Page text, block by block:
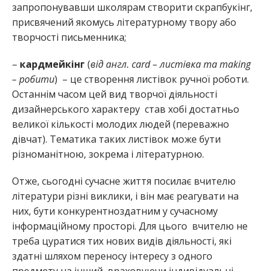
запропонувавши школярам створити скрапбукінг,
присвячений якомусь літературному твору або
творчості письменника;
– кардмейкінг (від англ. card – листівка та making
– робити) – це створення листівок ручної роботи.
Останнім часом цей вид творчої діяльності
дизайнерського характеру став хобі достатньо
великої кількості молодих людей (переважно
дівчат). Тематика таких листівок може бути
різноманітною, зокрема і літературною.
Отже, сьогодні сучасне життя посилає вчителю
літератури різні виклики, і він має реагувати на
них, бути конкурентноздатним у сучасному
інформаційному просторі. Для цього вчителю не
треба цуратися тих нових видів діяльності, які
здатні шляхом переносу інтересу з одного